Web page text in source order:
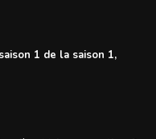
1 de la saison 1,